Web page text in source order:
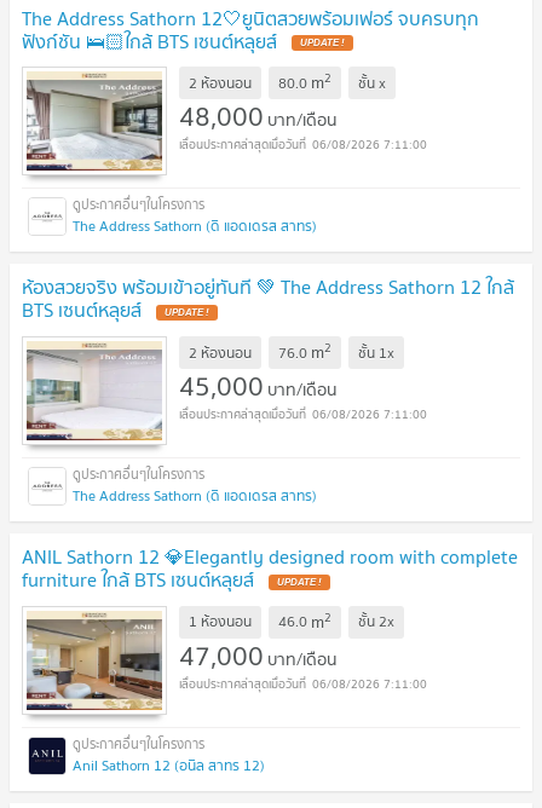
The Address Sathorn 12🤍ยูนิตสวยพร้อมเฟอร์ จบครบทุก
ฟังก์ชัน 🛌🏻ใกล้ BTS เซนต์หลุยส์
2 ห้องนอน 80.0 m2 ชั้นx
48,000 บาท/เดือน
06/08/2026 7:11:00
The Address Sathorn (ดิ แอดเดรส สาทร)
ห้องสวยจริง พร้อมเข้าอยู่ทันที 💚 The Address Sathorn 12 ใกล้
BTS เซนต์หลุยส์
2 ห้องนอน 76.0 m2 ชั้น 1x
45,000 บาท/เดือน
06/08/2026 7:11:00
The Address Sathorn (ดิ แอดเดรส สาทร)
ANIL Sathorn 12 💎Elegantly designed room with complete
furniture ใกล้ BTS เซนต์หลุยส์
1 ห้องนอน 46.0 m2 ชั้น2x
47,000 บาท/เดือน
06/08/2026 7:11:00
Anil Sathorn 12 (อนิล สาทร 12)